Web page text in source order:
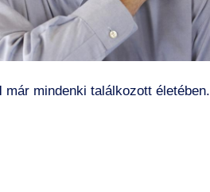
már mindenki találkozott életében.